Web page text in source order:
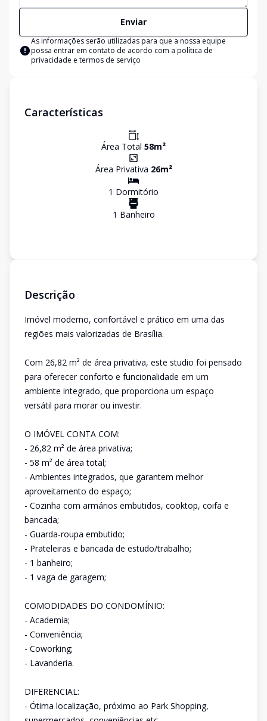
Enviar
As informações serão utilizadas para que a nossa equipe
possa entrar em contato de acordo com a política de
privacidade e termos de serviço
Características
Área Total 58m²
Área Privativa 26m²
1 Dormitório
1 Banheiro
Descrição
Imóvel moderno, confortável e prático em uma das
regiões mais valorizadas de Brasília.
Com 26,82 m² de área privativa, este studio foi pensado
para oferecer conforto e funcionalidade em um
ambiente integrado, que proporciona um espaço
versátil para morar ou investir.
O IMÓVEL CONTA COM:
- 26,82 m² de área privativa;
- 58 m² de área total;
- Ambientes integrados, que garantem melhor
aproveitamento do espaço;
- Cozinha com armários embutidos, cooktop, coifa e
bancada;
- Guarda-roupa embutido;
- Prateleiras e bancada de estudo/trabalho;
- 1 banheiro;
- 1 vaga de garagem;
COMODIDADES DO CONDOMÍNIO:
- Academia;
- Conveniência;
- Coworking;
- Lavanderia.
DIFERENCIAL:
- Ótima localização, próximo ao Park Shopping,